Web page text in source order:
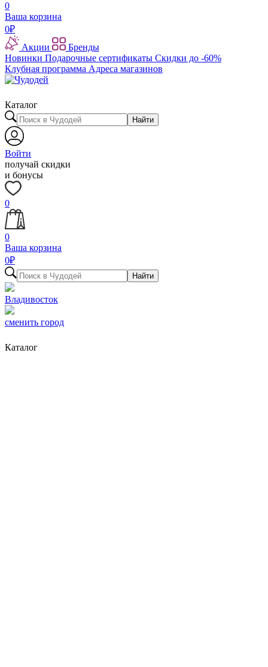
0
Ваша корзина
0₽
Акции
Бренды
Новинки Подарочные сертификаты Скидки до -60%
Клубная программа Адреса магазинов
Каталог
Найти
Войти
получай скидки
и бонусы
0
0
Ваша корзина
0₽
Найти
Владивосток
сменить город
Каталог